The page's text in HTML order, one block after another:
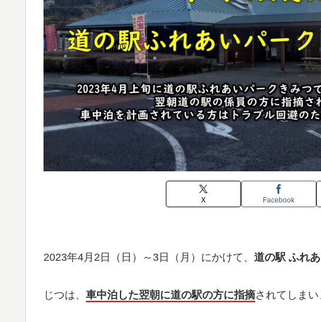
X Facebook
2023年4月2日（日）～3日（月）にかけて、 道の駅 ふれ
じつは、 車中泊した翌朝に道の駅の方に指摘されてしまい